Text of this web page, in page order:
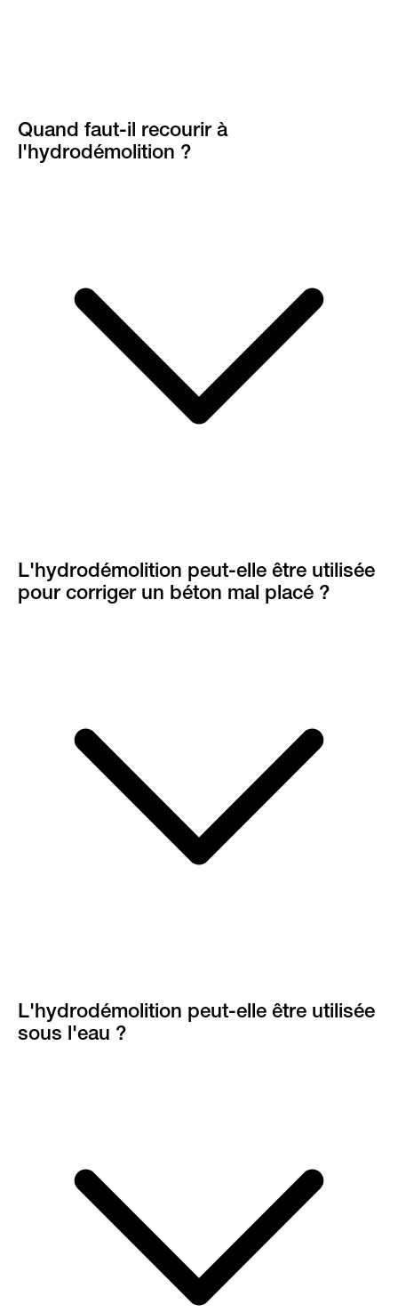
Quand faut-il recourir à
l'hydrodémolition ?
L'hydrodémolition peut-elle être utilisée
pour corriger un béton mal placé ?
L'hydrodémolition peut-elle être utilisée
sous l'eau ?